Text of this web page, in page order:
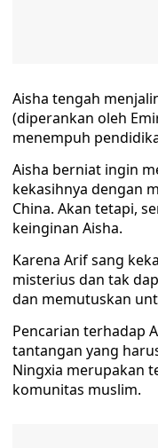
Aisha tengah
(diperankan oleh
menempuh
Aisha berniat ingin
kekasihnya dengan
China. Akan tetapi,
keinginan Aisha.
Karena Arif sang
misterius dan tak
dan memutuskan
Pencarian terhadap
tantangan yang
Ningxia merupakan
komunitas muslim.